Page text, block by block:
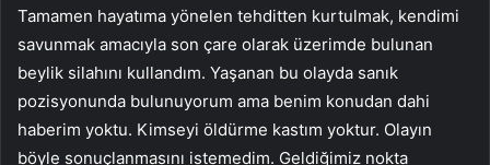
Tamamen hayatıma yönelen tehditten kurtulmak, kendimi
savunmak amacıyla son çare olarak üzerimde bulunan
beylik silahını kullandım. Yaşanan bu olayda sanık
pozisyonunda bulunuyorum ama benim konudan dahi
haberim yoktu. Kimseyi öldürme kastım yoktur. Olayın
böyle sonuçlanmasını istemedim. Geldiğimiz nokta